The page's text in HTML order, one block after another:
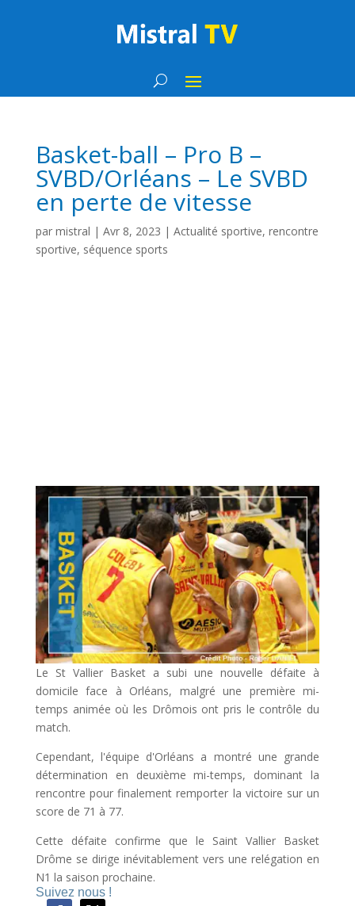
Basket-ball – Pro B –
SVBD/Orléans – Le SVBD
en perte de vitesse
par mistral | Avr 8, 2023 | Actualité sportive, rencontre
sportive, séquence sports
Le St Vallier Basket a subi une nouvelle défaite à
domicile face à Orléans, malgré une première mi-
temps animée où les Drômois ont pris le contrôle du
match.
Cependant, l'équipe d'Orléans a montré une grande
détermination en deuxième mi-temps, dominant la
rencontre pour finalement remporter la victoire sur un
score de 71 à 77.
Cette défaite confirme que le Saint Vallier Basket
Drôme se dirige inévitablement vers une relégation en
N1 la saison prochaine.
Suivez nous !